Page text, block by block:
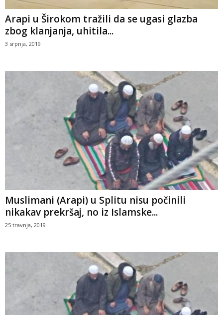
Arapi u Širokom tražili da se ugasi glazba
zbog klanjanja, uhitila...
3 srpnja, 2019
Muslimani (Arapi) u Splitu nisu počinili
nikakav prekršaj, no iz Islamske...
25 travnja, 2019